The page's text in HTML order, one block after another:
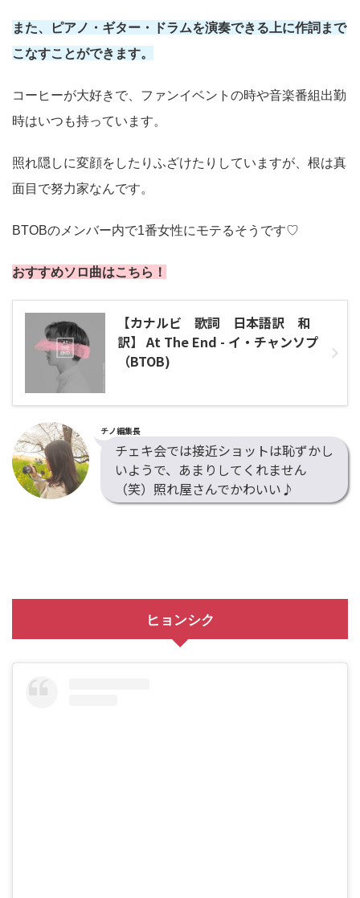
また、ピアノ・ギター・ドラムを演奏できる上に作詞まで
こなすことができます。
コーヒーが大好きで、ファンイベントの時や音楽番組出勤
時はいつも持っています。
照れ隠しに変顔をしたりふざけたりしていますが、根は真
面目で努力家なんです。
BTOBのメンバー内で1番女性にモテるそうです♡
おすすめソロ曲はこちら！
【カナルビ 歌詞 日本語訳 和
訳】 At The End - イ・チャンソプ
（BTOB)
チノ編集長
チェキ会では接近ショットは恥ずかし
いようで、あまりしてくれません
（笑）照れ屋さんでかわいい♪
ヒョンシク